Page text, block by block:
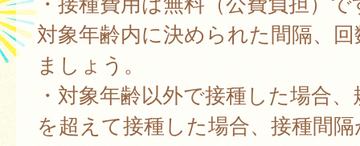
対象年齢内に決められた間隔、
ましょう。
・対象年齢以外で接種した場合
を超えて接種した場合、接種間